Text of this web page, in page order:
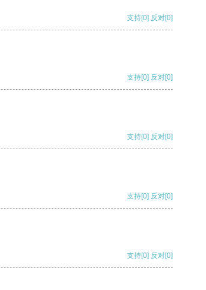
支持[0] 反对[0]
支持[0] 反对[0]
支持[0] 反对[0]
支持[0] 反对[0]
支持[0] 反对[0]